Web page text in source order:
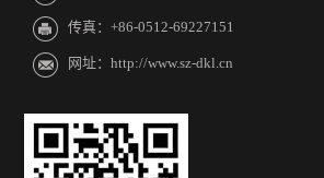
传真：+86-0512-69227151
网址：http://www.sz-dkl.cn